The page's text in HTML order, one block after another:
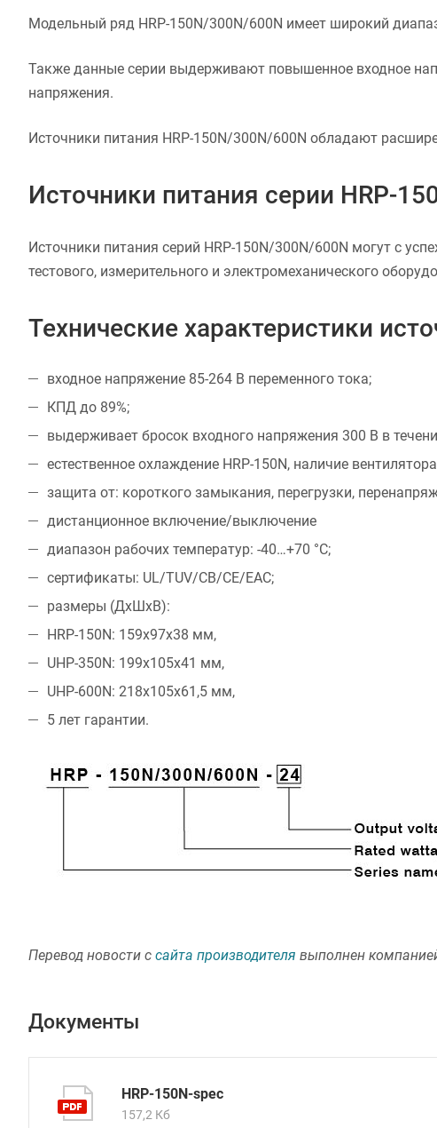
Модельный ряд HRP-150N/300N/600N имеет широкий
Также данные серии выдерживают повышенное входное
напряжения.
Источники питания HRP-150N/300N/600N обладают
Источники питания серии HRP-
Источники питания серий HRP-150N/300N/600N могут с
тестового, измерительного и электромеханического
Технические характеристики
входное напряжение 85-264 В переменного тока;
КПД до 89%;
выдерживает бросок входного напряжения 300 В в
естественное охлаждение HRP-150N, наличие
защита от: короткого замыкания, перегрузки,
дистанционное включение/выключение
диапазон рабочих температур: -40…+70 °С;
сертификаты: UL/TUV/CB/CE/EAC;
размеры (ДхШхВ):
HRP-150N: 159x97x38 мм,
UHP-350N: 199x105x41 мм,
UHP-600N: 218x105x61,5 мм,
5 лет гарантии.
Перевод новости с сайта производителя выполнен
Документы
HRP-150N-spec
157,2 Кб